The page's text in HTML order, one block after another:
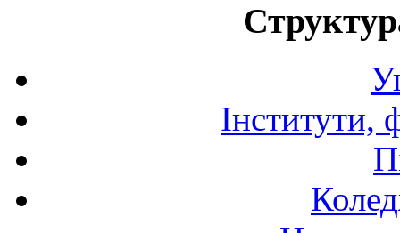
Інститути,